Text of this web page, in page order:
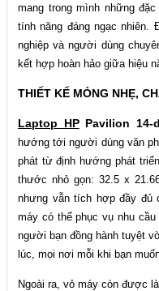
Cân nặng 1.41 kg
Xuất xứ Trung
mang trong mình những
tính năng đáng ngạc nhiên.
nghiệp và người dùng
kết hợp hoàn hảo giữa hiệu
THIẾT KẾ MỎNG NHẸ,
Laptop HPPavilion 14-
hướng tới người dùng văn
phát từ định hướng phát
thước nhỏ gọn: 32.5 x
nhưng vẫn tích hợp đầy đủ
máy có thể phục vụ nhu
người bạn đồng hành tuyệt
lúc, mọi nơi mỗi khi bạn
Ngoài ra, vỏ máy còn được